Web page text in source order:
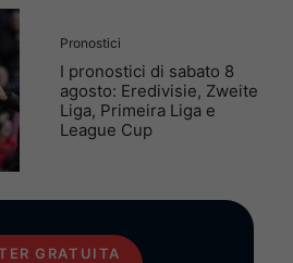
Pronostici
I pronostici di sabato 8
agosto: Eredivisie, Zweite
Liga, Primeira Liga e
League Cup
GRATUITA